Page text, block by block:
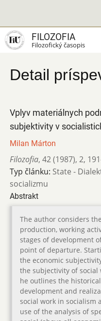
hlavný
obsah
FILOZOFIA
Filozofický časopis
Detail
Vplyv materiálnych
subjektivity v
Milan Márton
Filozofia, 42 (1987), 2,
Typ článku: State -
socializmu
Abstrakt
The author considers
production, working
stages of development
point of departure.
the economic
the subjectivity of
he outlines the
development and
social work in socialism
use of the analysis of